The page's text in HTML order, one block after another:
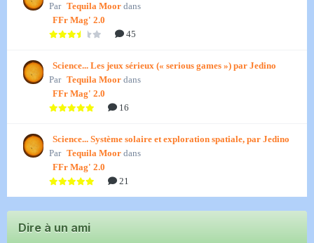
Par Tequila Moor dans
FFr Mag' 2.0
45
Science... Les jeux sérieux (« serious games ») par Jedino
Par Tequila Moor dans
FFr Mag' 2.0
16
Science... Système solaire et exploration spatiale, par Jedino
Par Tequila Moor dans
FFr Mag' 2.0
21
Dire à un ami